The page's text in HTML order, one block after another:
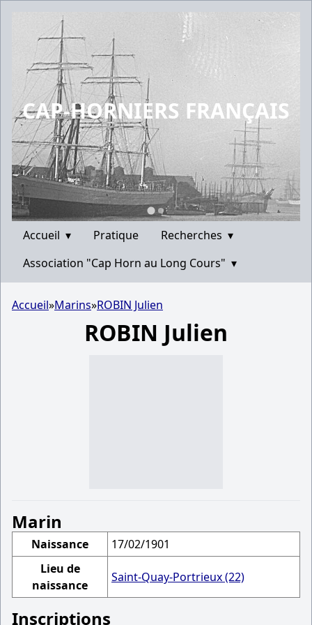
CAP-HORNIERS FRANÇAIS
Accueil ▾ Pratique Recherches ▾
Association "Cap Horn au Long Cours" ▾
Accueil»Marins»ROBIN Julien
ROBIN Julien
Marin
Naissance
17/02/1901
Lieu de
naissance
Saint-Quay-Portrieux (22)
Inscriptions